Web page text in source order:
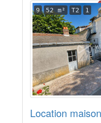
9 52 m² T2 1
Location maison